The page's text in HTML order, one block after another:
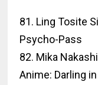
81. Ling Tosite
Psycho-Pass
82. Mika
Anime: Darling